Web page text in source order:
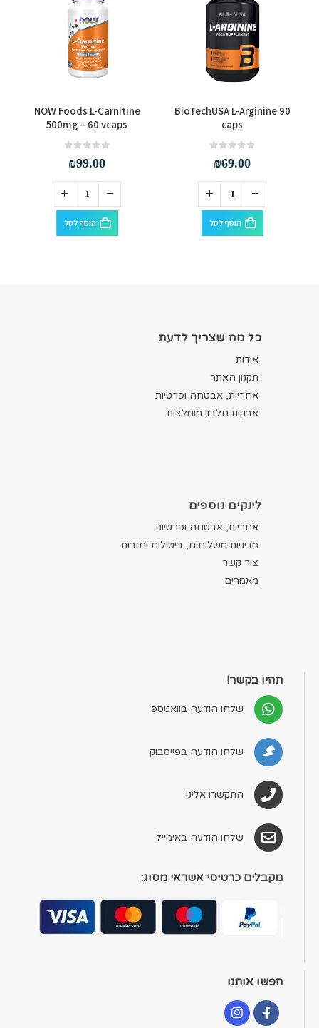
BioTechUSA L-Arginine 90
caps
₪69.00
הוסף לסל
NOW Foods L-Carnitine
500mg – 60 vcaps
₪99.00
הוסף לסל
כל מה שצריך לדעת
אודות
תקנון האתר
אחריות, אבטחה ופרטיות
אבקות חלבון מומלצות
לינקים נוספים
אחריות, אבטחה ופרטיות
מדיניות משלוחים, ביטולים וחזרות
צור קשר
מאמרים
תהיו בקשר!
שלחו הודעה בוואטספ
שלחו הודעה בפייסבוק
התקשרו אלינו
שלחו הודעה באימייל
מקבלים כרטיסי אשראי מסוג:
חפשו אותנו